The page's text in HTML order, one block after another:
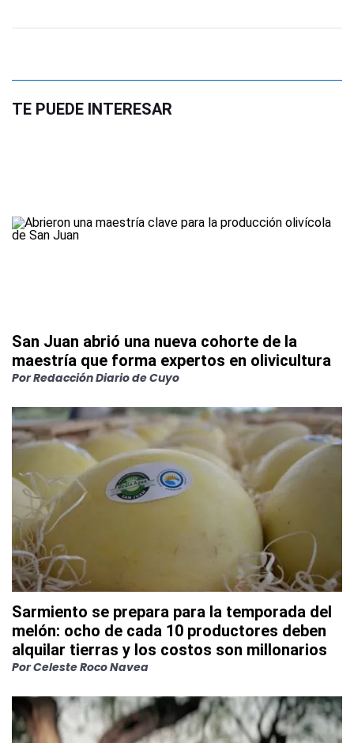
TE PUEDE INTERESAR
San Juan abrió una nueva cohorte de la
maestría que forma expertos en olivicultura
PorRedacción Diario de Cuyo
Sarmiento se prepara para la temporada del
melón: ocho de cada 10 productores deben
alquilar tierras y los costos son millonarios
PorCeleste Roco Navea